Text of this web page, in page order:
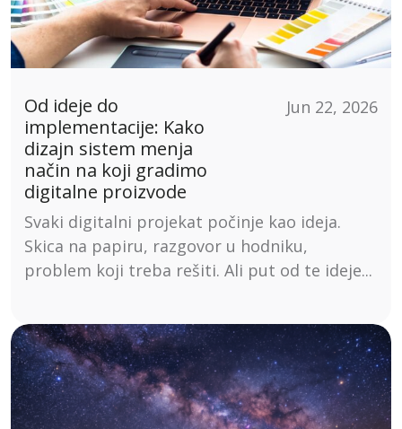
Od ideje do
implementacije: Kako
dizajn sistem menja
način na koji gradimo
digitalne proizvode
Jun 22, 2026
Svaki digitalni projekat počinje kao ideja.
Skica na papiru, razgovor u hodniku,
problem koji treba rešiti. Ali put od te ideje...